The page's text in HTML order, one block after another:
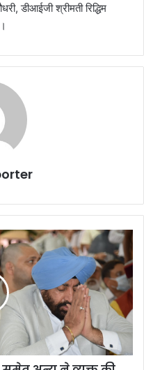
डीआईजी श्रीमती रिद्धिम